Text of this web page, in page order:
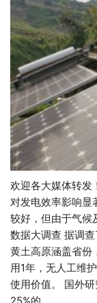
欢迎各大媒体转发
对发电效率影响显
较好，但由于气候
数据大调查 据调
黄土高原涵盖省份
用1年，无人工维
使用价值。 国外